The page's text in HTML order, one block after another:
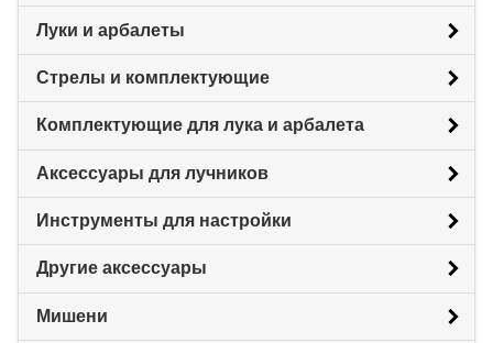
Луки и арбалеты
Стрелы и комплектующие
Комплектующие для лука и арбалета
Аксессуары для лучников
Инструменты для настройки
Другие аксессуары
Мишени